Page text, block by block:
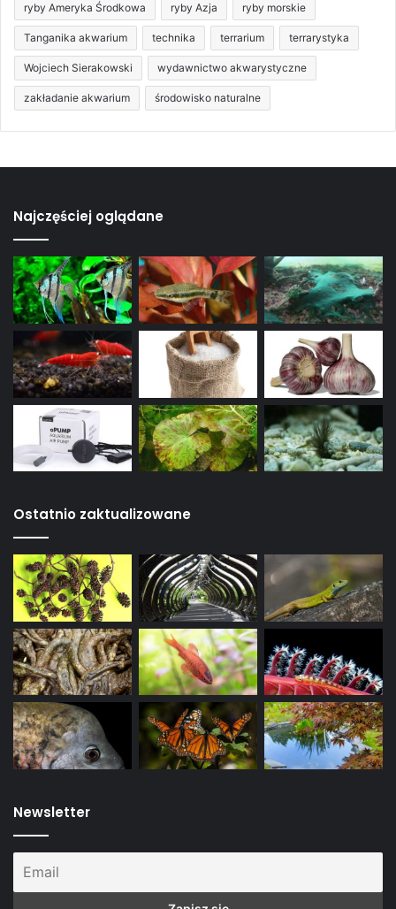
ryby Ameryka Środkowa ryby Azja ryby morskie
Tanganika akwarium technika terrarium terrarystyka
Wojciech Sierakowski wydawnictwo akwarystyczne
zakładanie akwarium środowisko naturalne
Najczęściej oglądane
Ostatnio zaktualizowane
Newsletter